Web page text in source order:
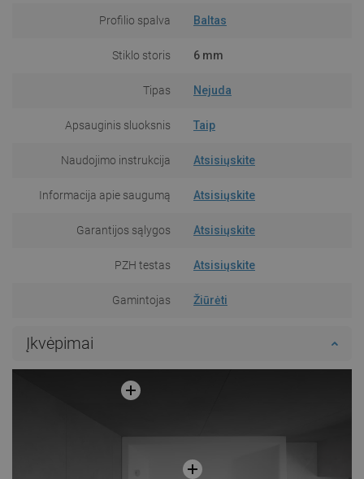
Profilio spalva Baltas
Stiklo storis 6 mm
Tipas Nejuda
Apsauginis sluoksnis Taip
Naudojimo instrukcija Atsisiųskite
Informacija apie saugumą Atsisiųskite
Garantijos sąlygos Atsisiųskite
PZH testas Atsisiųskite
Gamintojas Žiūrėti
Įkvėpimai